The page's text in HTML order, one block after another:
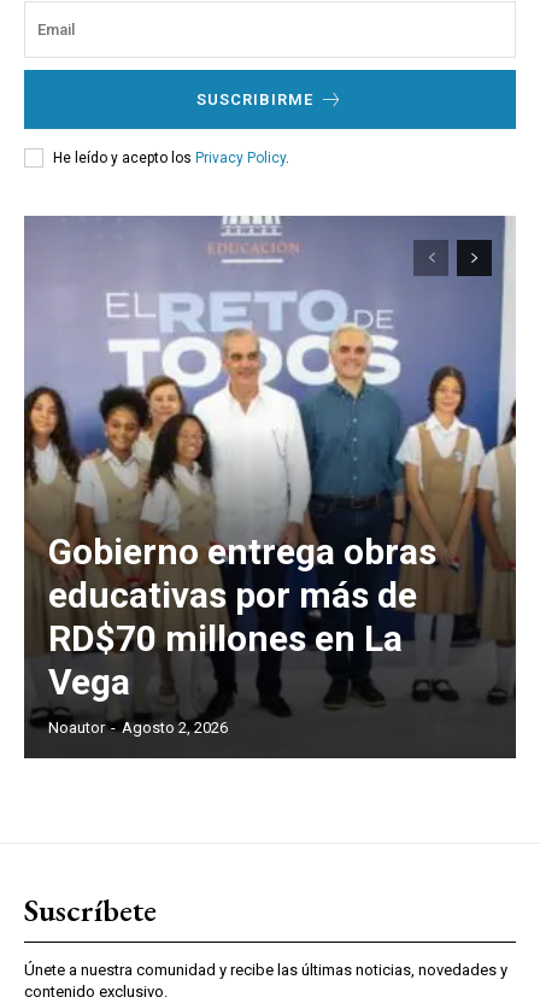
SUSCRIBIRME
He leído y acepto los Privacy Policy.
Gobierno entrega obras
educativas por más de
RD$70 millones en La
Vega
Noautor - Agosto 2, 2026
Suscríbete
Únete a nuestra comunidad y recibe las últimas noticias, novedades y
contenido exclusivo.